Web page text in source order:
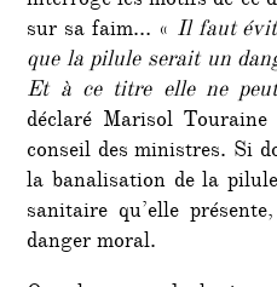
sur sa faim… « Il faut
que la pilule serait un
Et à ce titre elle ne
déclaré Marisol
conseil des ministres. Si
la banalisation de la
sanitaire qu’elle
danger moral.